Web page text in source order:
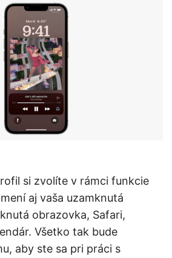
si zvolíte v rámci funkcie
aj vaša uzamknutá
obrazovka, Safari,
Všetko tak bude
aby ste sa pri práci s